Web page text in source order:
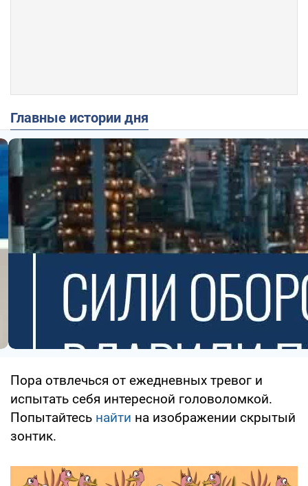
Главные истории дня
Пора отвлечься от ежедневных тревог и
испытать себя интересной головоломкой.
Попытайтесь найти на изображении скрытый
зонтик.